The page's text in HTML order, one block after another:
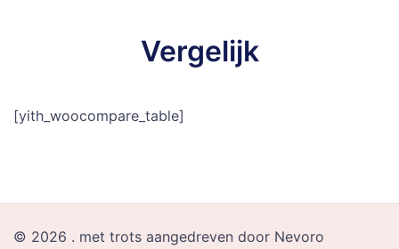
Vergelijk
[yith_woocompare_table]
© 2026 . met trots aangedreven door Nevoro